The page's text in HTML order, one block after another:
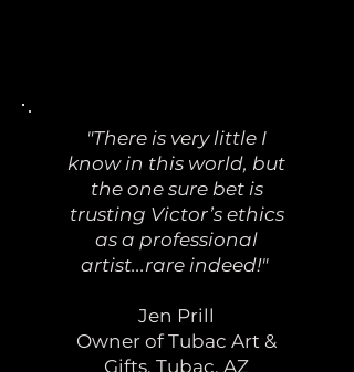
"There is very little I
know in this world, but
the one sure bet is
trusting Victor’s ethics
as a professional
artist...rare indeed!"
Jen Prill
Owner of Tubac Art &
Gifts, Tubac, AZ